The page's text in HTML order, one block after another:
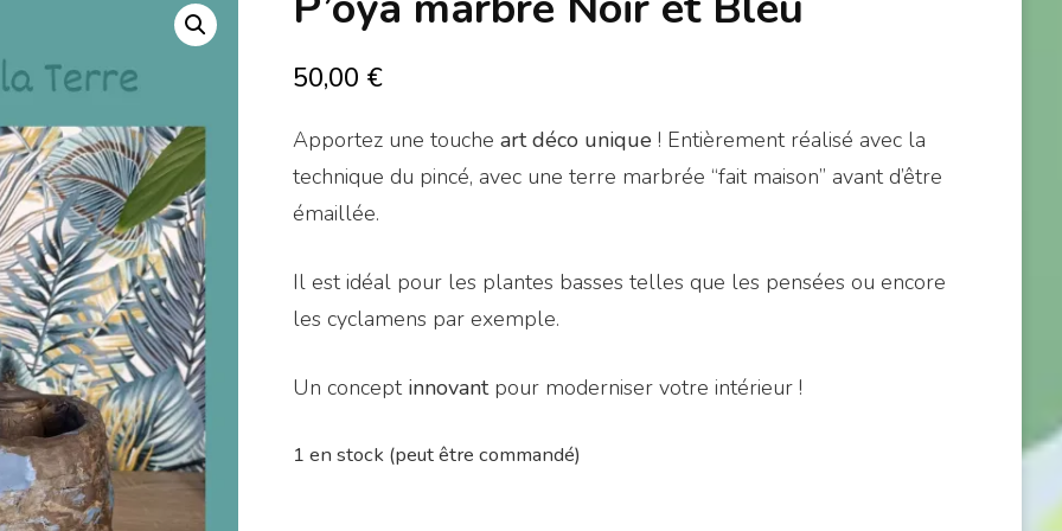
50,00 €
Apportez une toucheart déco unique ! Entièrement réalisé avec la
technique du pincé, avec une terre marbrée “fait maison” avant d’être
émaillée.
Il est idéal pour les plantes basses telles que les pensées ou encore
les cyclamens par exemple.
Un concept innovant pour moderniser votre intérieur !
1 en stock (peut être commandé)